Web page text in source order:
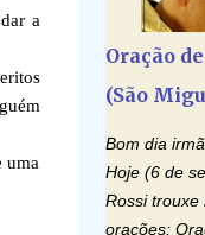
a
uma
fazei que
gozemos
Cristo,
céu e da
Filho, nosso
poder do
Oração
(São
Bom dia
Hoje (6 de
Rossi trouxe
orações: